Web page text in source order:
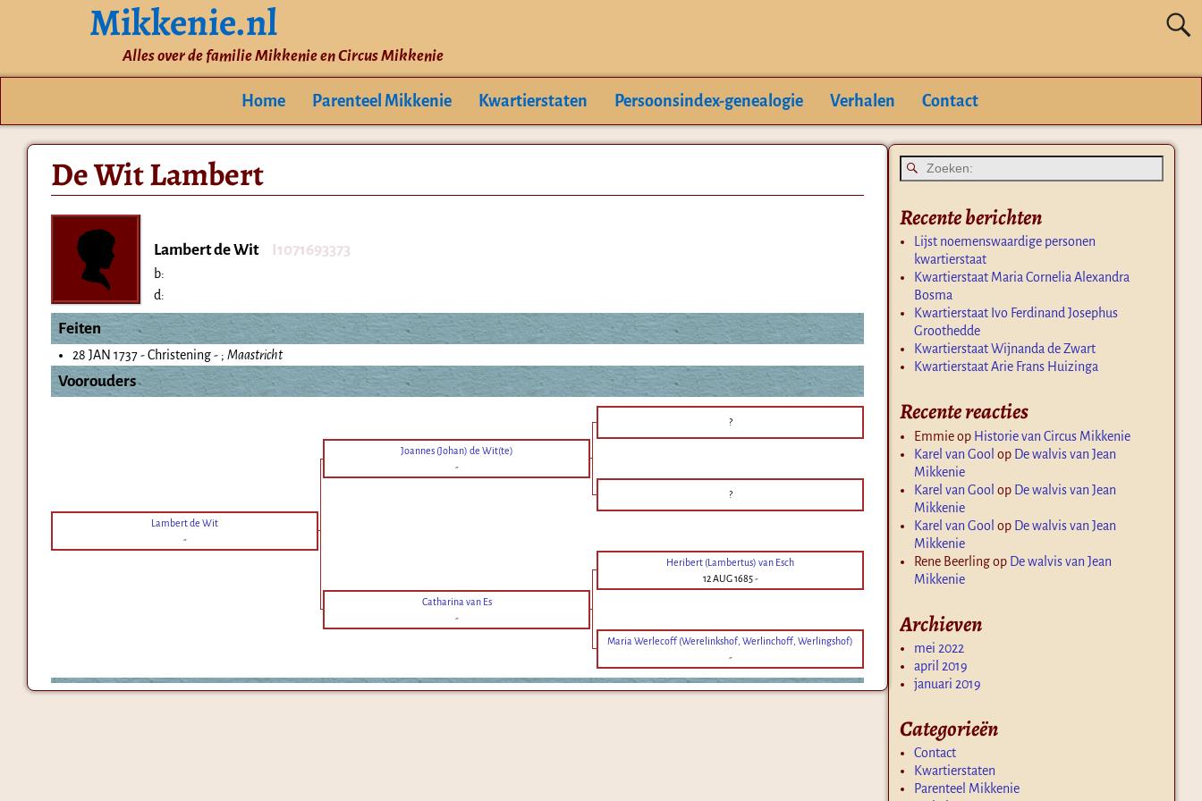
Mikkenie.nl
Alles over de familie Mikkenie en Circus Mikkenie
Home Parenteel Mikkenie Kwartierstaten Persoonsindex-genealogie Verhalen Contact
De Wit Lambert
Lambert de Wit I1071693373
b:
d:
Feiten
28 JAN 1737 - Christening - ; Maastricht
Voorouders
?
Joannes (Johan) de Wit(te)
-
?
Lambert de Wit
-
Heribert (Lambertus) van Esch
12 AUG 1685-
Catharina van Es
-
Maria Werlecoff (Werelinkshof, Werlinchoff, Werlingshof)
-
Recente berichten
Lijst noemenswaardige personen
kwartierstaat
Kwartierstaat Maria Cornelia Alexandra
Bosma
Kwartierstaat Ivo Ferdinand Josephus
Groothedde
Kwartierstaat Wijnanda de Zwart
Kwartierstaat Arie Frans Huizinga
Recente reacties
Emmieop Historie van Circus Mikkenie
Karel van Gool op De walvis van Jean
Mikkenie
Karel van Gool op De walvis van Jean
Mikkenie
Karel van Gool op De walvis van Jean
Mikkenie
Rene Beerlingop De walvis van Jean
Mikkenie
Archieven
mei 2022
april 2019
januari 2019
Categorieën
Contact
Kwartierstaten
Parenteel Mikkenie